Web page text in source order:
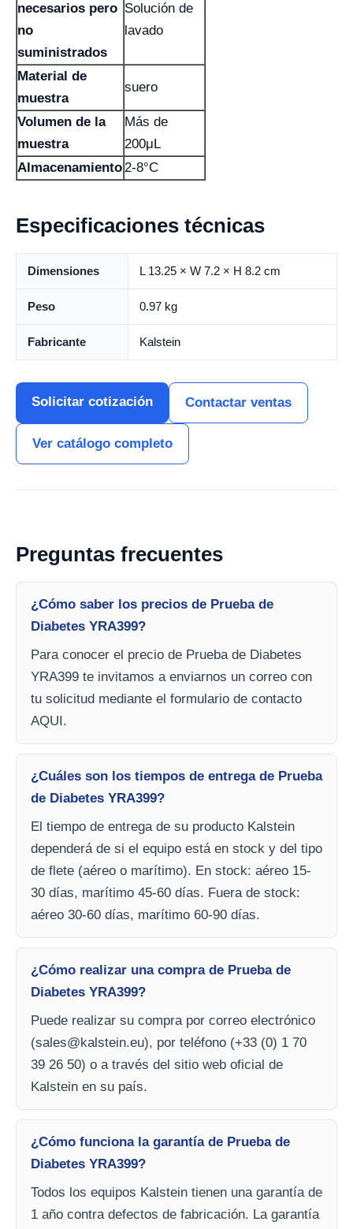
necesarios pero
no
suministrados
Solución de
lavado
Material de
muestra
suero
Volumen de la
muestra
Más de
200μL
Almacenamiento2-8°C
Especificaciones técnicas
Dimensiones L 13.25 × W 7.2 × H 8.2 cm
Peso 0.97 kg
Fabricante Kalstein
Solicitar cotización Contactar ventas
Ver catálogo completo
Preguntas frecuentes
¿Cómo saber los precios de Prueba de
Diabetes YRA399?
Para conocer el precio de Prueba de Diabetes
YRA399 te invitamos a enviarnos un correo con
tu solicitud mediante el formulario de contacto
AQUI.
¿Cuáles son los tiempos de entrega de Prueba
de Diabetes YRA399?
El tiempo de entrega de su producto Kalstein
dependerá de si el equipo está en stock y del tipo
de flete (aéreo o marítimo). En stock: aéreo 15-
30 días, marítimo 45-60 días. Fuera de stock:
aéreo 30-60 días, marítimo 60-90 días.
¿Cómo realizar una compra de Prueba de
Diabetes YRA399?
Puede realizar su compra por correo electrónico
(sales@kalstein.eu), por teléfono (+33 (0) 1 70
39 26 50) o a través del sitio web oficial de
Kalstein en su país.
¿Cómo funciona la garantía de Prueba de
Diabetes YRA399?
Todos los equipos Kalstein tienen una garantía de
1 año contra defectos de fabricación. La garantía